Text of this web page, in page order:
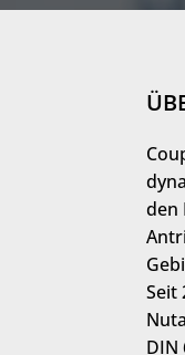
den
Seit
DIN